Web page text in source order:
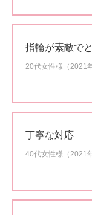
指輪が素敵で
20代女性様（2021
丁寧な対応
40代女性様（2021